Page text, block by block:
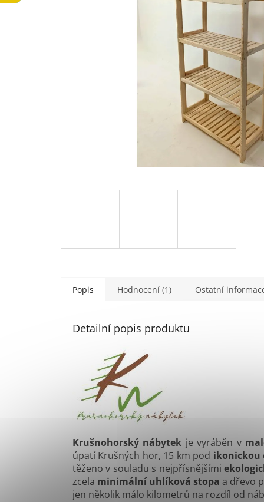
Popis Hodnocení (1) Ostatní
Detailní popis produktu
Krušnohorský nábytek je vyráběn v
úpatí Krušných hor, 15 km pod ikonickou
těženo v souladu s nejpřísnějšími
zcela minimální uhlíková stopa a dřevo
jen několik málo kilometrů na rozdíl od